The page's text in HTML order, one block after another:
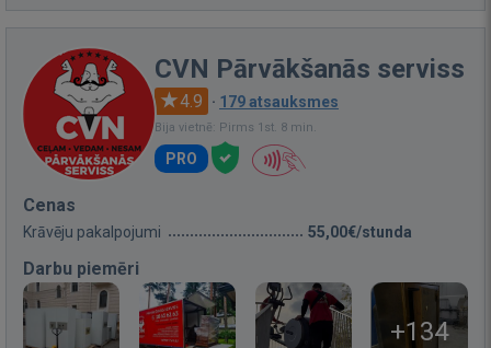
CVN Pārvākšanās serviss
4.9 · 179 atsauksmes
Bija vietnē: Pirms 1st. 8 min.
PRO
Cenas
Krāvēju pakalpojumi 55,00€/stunda
Darbu piemēri
+134